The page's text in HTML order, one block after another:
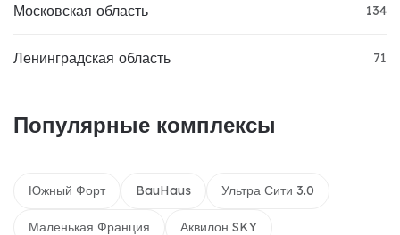
Московская область 134
Ленинградская область 71
Популярные комплексы
Южный Форт BauHaus Ультра Сити 3.0
Маленькая Франция Аквилон SKY